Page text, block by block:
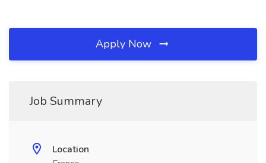
Apply Now
Job Summary
Location